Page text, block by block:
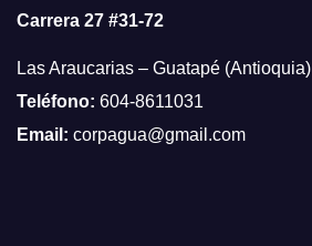
Carrera 27 #31-72
Las Araucarias – Guatapé (Antioquia)
Teléfono: 604-8611031
Email: corpagua@gmail.com